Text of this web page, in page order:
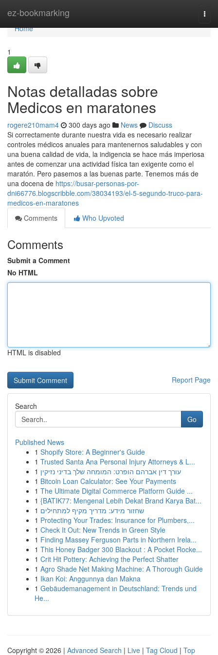
ez-bookmarking
Home
Home
1
Notas detalladas sobre
Medicos en maratones
rogere210mam4 300 days ago News
Discuss
Si correctamente durante nuestra vida es necesario realizar
controles médicos anuales para mantenernos saludables y con
una buena calidad de vida, la indigencia se hace más imperiosa
antes de comenzar una actividad física tan exigente como el
maratón. Pero pasemos a las buenas parte. Tenemos más de
una docena de https://busar-personas-por-
dni66776.blogscribble.com/38034193/el-5-segundo-truco-para-
medicos-en-maratones
Comments
Who Upvoted
Comments
Submit a Comment
No HTML
HTML is disabled
Report Page
Search
Go
Published News
1 Shopify Store: A Beginner's Guide
1 Trusted Santa Ana Personal Injury Attorneys & L...
1 עורך דין אברהם הופרט: המומחה שלך בדיני נזיקין
1 Bitcoin Loan Calculator: See Your Payments
1 The Ultimate Digital Commerce Platform Guide ...
1 {BATIK77: Mengenal Lebih Dekat Brand Karya Bat...
1 שחזור מידע: מדריך מקיף למתחילים
1 Protecting Your Trades: Insurance for Plumbers,...
1 Check It Out: New Trends in Green Style
1 Finding Massey Ferguson Parts in Northern Irela...
1 This Honey Badger 300 Blackout : A Pocket Rocke...
1 Crit Hit Pottery: Achieving the Perfect Shatter
1 Agro Shade Net Making Machine: A Thorough Guide
1 Ikan Koi: Anggunnya dan Makna
1 Gebäudemanagement in Deutschland: Trends und
He...
Copyright © 2026 | Advanced Search | Live | Tag Cloud | Top